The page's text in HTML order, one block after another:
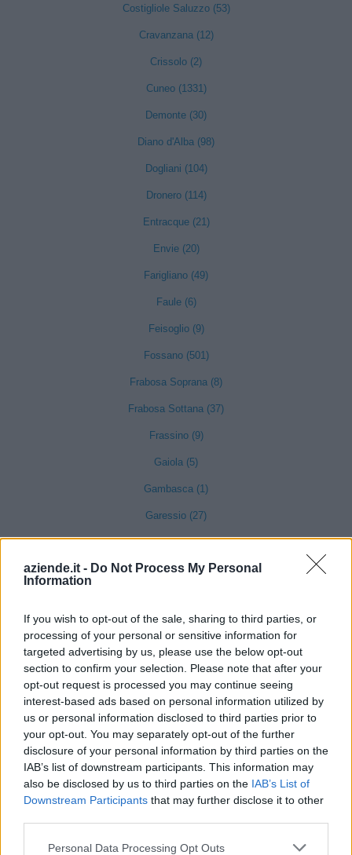
aziende.it - Do Not Process My Personal
Information
If you wish to opt-out of the sale, sharing to third parties, or
processing of your personal or sensitive information for
targeted advertising by us, please use the below opt-out
section to confirm your selection. Please note that after your
opt-out request is processed you may continue seeing
interest-based ads based on personal information utilized by
us or personal information disclosed to third parties prior to
your opt-out. You may separately opt-out of the further
disclosure of your personal information by third parties on the
IAB’s list of downstream participants. This information may
also be disclosed by us to third parties on the IAB’s List of
Downstream Participants that may further disclose it to other
Personal Data Processing Opt Outs
Costigliole Saluzzo (53)
Cravanzana (12)
Crissolo (2)
Cuneo (1331)
Demonte (30)
Diano d'Alba (98)
Dogliani (104)
Dronero (114)
Entracque (21)
Envie (20)
Farigliano (49)
Faule (6)
Feisoglio (9)
Fossano (501)
Frabosa Soprana (8)
Frabosa Sottana (37)
Frassino (9)
Gaiola (5)
Gambasca (1)
Garessio (27)
Genola (67)
Gorzegno (6)
Grinzane Cavour (34)
Guarene (95)
Igliano (2)
Lagnasco (77)
La Morra (122)
Lequio Tanaro (26)
Lequio Berria (10)
Lesegno (12)